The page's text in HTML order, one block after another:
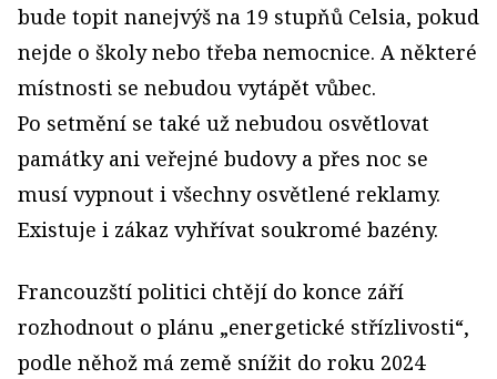
bude topit nanejvýš na 19 stupňů Celsia, pokud
nejde o školy nebo třeba nemocnice. A některé
místnosti se nebudou vytápět vůbec.
Po setmění se také už nebudou osvětlovat
památky ani veřejné budovy a přes noc se
musí vypnout i všechny osvětlené reklamy.
Existuje i zákaz vyhřívat soukromé bazény.
Francouzští politici chtějí do konce září
rozhodnout o plánu „energetické střízlivosti“,
podle něhož má země snížit do roku 2024